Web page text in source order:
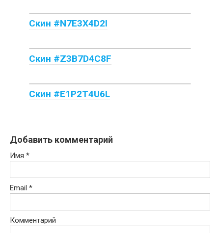
Скин #N7E3X4D2I
Скин #Z3B7D4C8F
Скин #E1P2T4U6L
Добавить комментарий
Имя *
Email *
Комментарий